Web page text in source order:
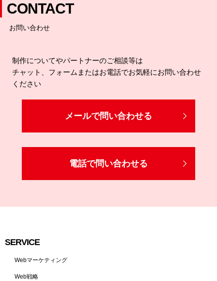
CONTACT
お問い合わせ
制作についてやパートナーのご相談等は​
チャット、フォームまたはお電話でお気軽にお問い合わせ
ください​
メールで問い合わせる
電話で問い合わせる
SERVICE
Webマーケティング
Web戦略​